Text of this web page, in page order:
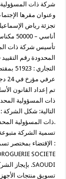
شركة ذات
وعنوان مقرها
560،تجزئة رياض
أناسي – 50000 مكناس المغرب
تأسيس شركة ذات
المحدودة رقم
التجاري : 51923 بمقتضى عقد
عرفي مؤرخ في 24 دجنبر 2020
تم إعداد القانون
ذات المسؤولية
التالية: شكل
ذات المسؤولية المحدودة.
تسمية الشركة
الإقتضاء بمختصر تسميتها :
SOCIETE
بإيجاز الشركة غرض .SAOUDI
: تسويق منتجات